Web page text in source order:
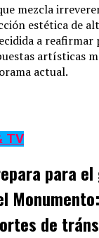
mezcla
estética de
a
artísticas
actual.
TV
para
de